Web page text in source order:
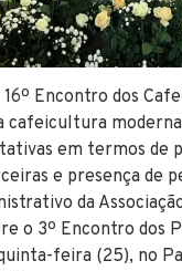
Encontro dos
cafeicultura
em termos de
e presença de
da
o 3º Encontro dos
feira (25), no